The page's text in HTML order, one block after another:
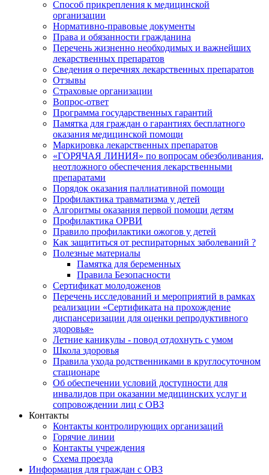
Способ прикрепления к медицинской
организации
Нормативно-правовые документы
Права и обязанности гражданина
Перечень жизненно необходимых и важнейших
лекарственных препаратов
Сведения о перечнях лекарственных препаратов
Отзывы
Страховые организации
Вопрос-ответ
Программа государственных гарантий
Памятка для граждан о гарантиях бесплатного
оказания медицинской помощи
Маркировка лекарственных препаратов
«ГОРЯЧАЯ ЛИНИЯ» по вопросам обезболивания,
неотложного обеспечения лекарственными
препаратами
Порядок оказания паллиативной помощи
Профилактика травматизма у детей
Алгоритмы оказания первой помощи детям
Профилактика ОРВИ
Правило профилактики ожогов у детей
Как защититься от респираторных заболеваний ?
Полезные материалы
Памятка для беременных
Правила Безопасности
Сертификат молодоженов
Перечень исследований и мероприятий в рамках
реализации «Сертификата на прохождение
диспансеризации для оценки репродуктивного
здоровья»
Летние каникулы - повод отдохнуть с умом
Школа здоровья
Правила ухода родственниками в круглосуточном
стационаре
Об обеспечении условий доступности для
инвалидов при оказании медицинских услуг и
сопровождении лиц с ОВЗ
Контакты
Контакты контролирующих организаций
Горячие линии
Контакты учреждения
Схема проезда
Информация для граждан с ОВЗ